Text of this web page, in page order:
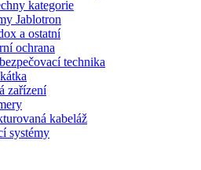
kategorie
Jablotron
a ostatní
ochrana
technika
zařízení
kabeláž
systémy